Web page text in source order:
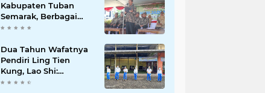
Kabupaten Tuban
Semarak, Berbagai
Prestasinya Pun
Dua Tahun Wafatnya
Pendiri Ling Tien
Kung, Lao Shi:
Amanah Harus Kita